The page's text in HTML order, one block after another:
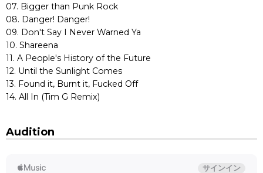
07. Bigger than Punk Rock
08. Danger! Danger!
09. Don't Say I Never Warned Ya
10. Shareena
11. A People's History of the Future
12. Until the Sunlight Comes
13. Found it, Burnt it, Fucked Off
14. All In (Tim G Remix)
Audition